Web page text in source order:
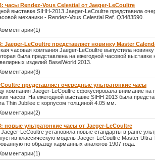
часы Rendez-Vous Celestial от Jaeger-LeCoultre
выставке SIHH-2013 Jaeger-LeCoultre представила
механики - Rendez-Vous Celestial Ref. Q3483590.
Jaeger-LeCoultre представляет новинку Master
часовая компания Jaeger-LeCoultre выпустила
была представлена на ежегодной часовой выставке
изделий BaselWorld 2013.
представляет очередные ультратонкие часы
компания Jaeger-LeCoultre сфокусировала внимание на
часов. На ежегодной выставке SIHH 2013 была
Thin Jubilee с корпусом толщиной 4.05 мм.
новые ультратонкие часы от Jaeger-LeCoultre
LeCoultre установила новые стандарты в ранге
классическую модель Jaeger-LeCoultre Master Ultra
по образцу карманных аналогов 1907 года.